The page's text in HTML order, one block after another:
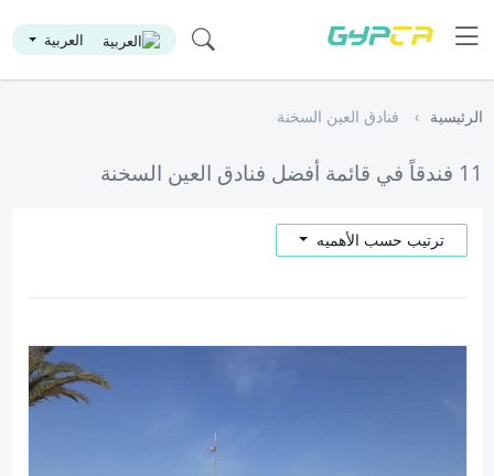
العربية
الرئيسية فنادق العين السخنة
11 فندقاً في قائمة أفضل فنادق العين السخنة
ترتيب حسب الأهميه